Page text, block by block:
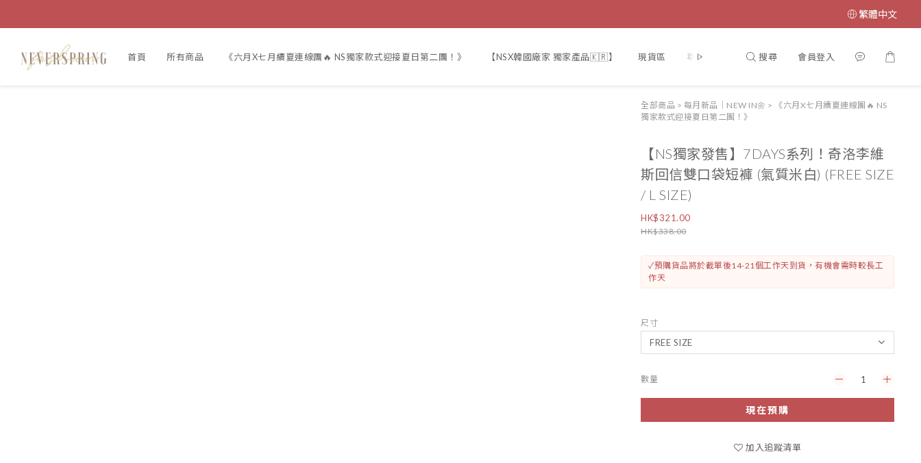
繁體中文
首頁 所有商品 《六月X七月續夏連線團🔥 NS獨家款式迎接夏日第二團！》 【NSX韓國廠家 獨家產品🇰🇷】 現貨區 尊寵計劃♥VIP 【門市開放時間🎏】 【
搜尋 會員登入
全部商品 > 每月新品｜NEW IN🌼 >
《六月X七月續夏連線團🔥 NS
獨家款式迎接夏日第二團！》
【NS獨家發售】7DAYS系列！奇洛李維
斯回信雙口袋短褲 (氣質米白) (FREE SIZE
/ L SIZE)
HK$321.00
HK$338.00
✓預購貨品將於截單後14-21個工作天到貨，有機會需時較長工
作天
尺寸
數量
現在預購
加入追蹤清單